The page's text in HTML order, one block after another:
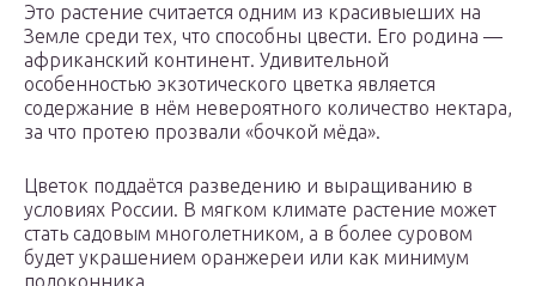
Это растение считается одним из красивыеших на
Земле среди тех, что способны цвести. Его родина —
африканский континент. Удивительной
особенностью экзотического цветка является
содержание в нём невероятного количество нектара,
за что протею прозвали «бочкой мёда».
Цветок поддаётся разведению и выращиванию в
условиях России. В мягком климате растение может
стать садовым многолетником, а в более суровом
будет украшением оранжереи или как минимум
подоконника